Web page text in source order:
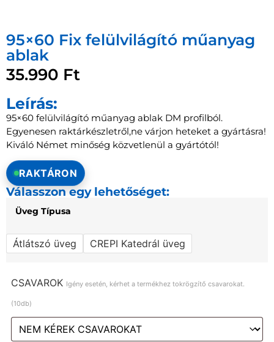
95×60 Fix felülvilágító műanyag
ablak
35.990 Ft
Leírás:
95×60 felülvilágító műanyag ablak DM profilból.
Egyenesen raktárkészletről,ne várjon heteket a gyártásra!
Kiváló Német minőség közvetlenül a gyártótól!
RAKTÁRON
Válasszon egy lehetőséget:
Üveg Típusa
Átlátszó üveg CREPI Katedrál üveg
CSAVAROK Igény esetén, kérhet a termékhez tokrögzítő csavarokat.
(10db)